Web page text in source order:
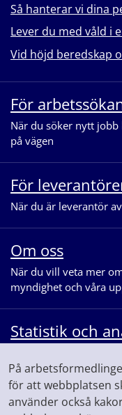
På
för att webbplatsen
använder också
Så hanterar vi dina
Lever du med våld i
Vid höjd beredskap
För
När du söker nytt
på vägen
För
När du är leverantör
Om oss
När du vill veta mer
myndighet och våra
Statistik och
våra analyser för